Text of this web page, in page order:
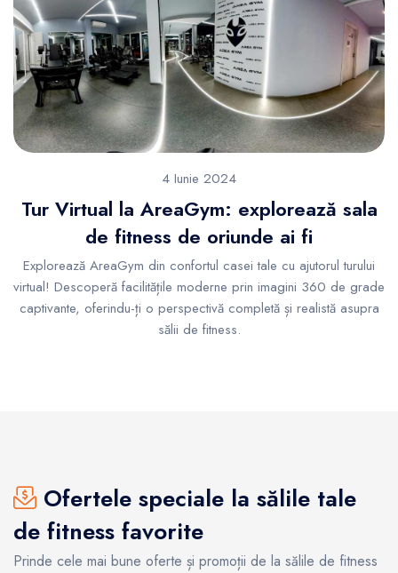
4 Iunie 2024
Tur Virtual la AreaGym: explorează sala
de fitness de oriunde ai fi
Explorează AreaGym din confortul casei tale cu ajutorul turului
virtual! Descoperă facilitățile moderne prin imagini 360 de grade
captivante, oferindu-ți o perspectivă completă și realistă asupra
sălii de fitness.
Ofertele speciale la sălile tale
de fitness favorite
Prinde cele mai bune oferte și promoții de la sălile de fitness